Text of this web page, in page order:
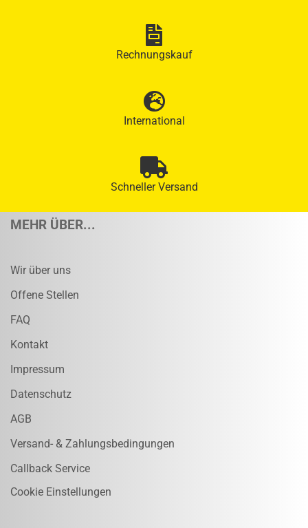
Rechnungskauf
International
Schneller Versand
MEHR ÜBER...
Wir über uns
Offene Stellen
FAQ
Kontakt
Impressum
Datenschutz
AGB
Versand- & Zahlungsbedingungen
Callback Service
Cookie Einstellungen